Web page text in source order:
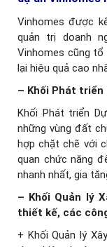
Vinhomes được
quản trị doanh
Vinhomes cũng
lại hiệu quả cao
– Khối Phát triển
Khối Phát triển
những vùng đất
hợp chặt chẽ với
quan chức năng
nhanh nhất, gia
– Khối Quản lý
thiết kế, các
+ Khối Quản lý